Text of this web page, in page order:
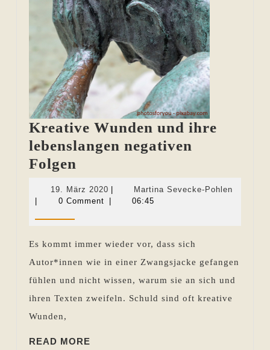
Kreative Wunden und ihre
lebenslangen negativen
Folgen
und
19. März 2020 19.
März
Martina Sevecke-Pohlen
0 Comment 06:45
Es kommt immer wieder vor, dass sich
Autor*innen wie in einer Zwangsjacke gefangen
fühlen und nicht wissen, warum sie an sich und
ihren Texten zweifeln. Schuld sind oft kreative
Wunden,
READ MORE